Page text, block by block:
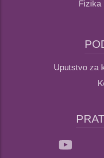
Fizika
Uputstvo za